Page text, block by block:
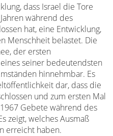
dass Israel die Tore
während des
hat, eine Entwicklung,
Menschheit belastet. Die
der ersten
seiner bedeutendsten
hinnehmbar. Es
dar, dass die
und zum ersten Mal
Gebete während des
zeigt, welches Ausmaß
erreicht haben.